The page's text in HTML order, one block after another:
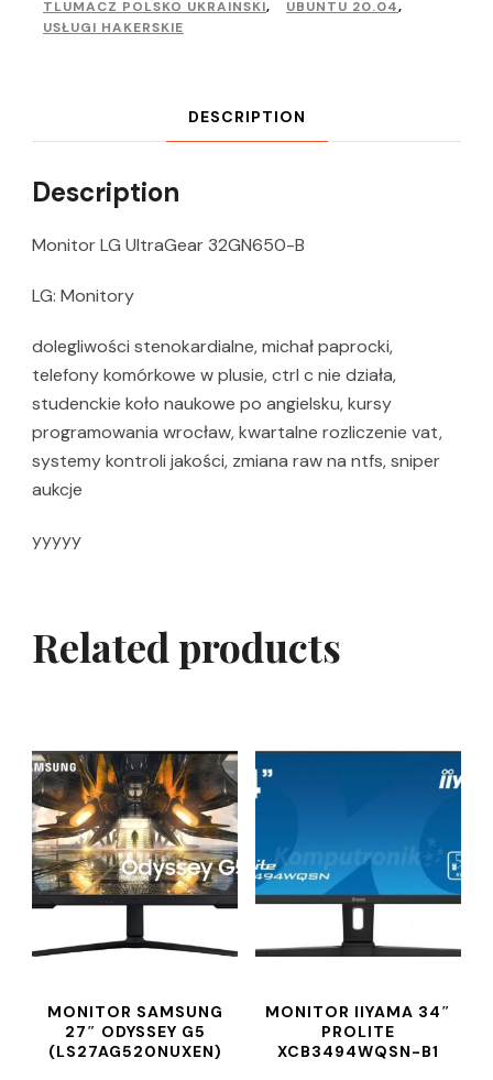
TLUMACZ POLSKO UKRAINSKI, UBUNTU 20.04,
USŁUGI HAKERSKIE
DESCRIPTION
Description
Monitor LG UltraGear 32GN650-B
LG: Monitory
dolegliwości stenokardialne, michał paprocki,
telefony komórkowe w plusie, ctrl c nie działa,
studenckie koło naukowe po angielsku, kursy
programowania wrocław, kwartalne rozliczenie vat,
systemy kontroli jakości, zmiana raw na ntfs, sniper
aukcje
yyyyy
Related products
MONITOR SAMSUNG
27″ ODYSSEY G5
(LS27AG520NUXEN)
MONITOR IIYAMA 34″
PROLITE
XCB3494WQSN-B1